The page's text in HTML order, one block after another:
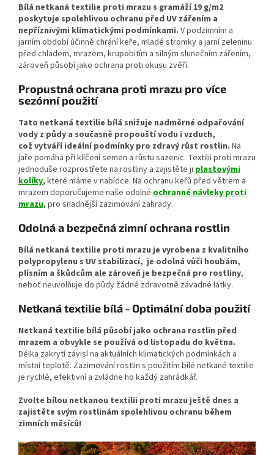
Bílá netkaná textilie proti mrazu s gramáží 19 g/m2
poskytuje spolehlivou ochranu před UV zářením a
nepříznivými klimatickými podmínkami. V podzimním a
jarním období účinně chrání keře, mladé stromky a jarní zeleninu
před chladem, mrazem, krupobitím a silným slunečním zářením,
zároveň působí jako ochrana proti okusu zvěří.
Propustná ochrana proti mrazu pro více
sezónní použití
Tato netkaná textilie bílá snižuje nadměrné odpařování
vody z půdy a současně propouští vodu i vzduch,
což vytváří ideální podmínky pro zdravý růst rostlin. Na
jaře pomáhá při klíčení semen a růstu sazenic. Textilii proti mrazu
jednoduše rozprostřete na rostliny a zajistěte ji plastovými
kolíky, které máme v nabídce. Na ochranu keřů před větrem a
mrazem doporučujeme naše odolné ochranné návleky proti
mrazu, pro snadnější zazimování zahrady.
Odolná a bezpečná zimní ochrana rostlin
Bílá netkaná textilie proti mrazu je vyrobena z kvalitního
polypropylenu s UV stabilizací, je odolná vůči houbám,
plísním a škůdcům ale zároveň je bezpečná pro rostliny,
neboť neuvolňuje do půdy žádné zdravotně závadné látky.
Netkaná textilie bílá - Optimální doba použití
Netkaná textilie bílá působí jako ochrana rostlin před
mrazem a obvykle se používá od listopadu do května.
Délka zakrytí závisí na aktuálních klimatických podmínkách a
místní teplotě. Zazimování rostlin s použitím bílé netkané textilie
je rychlé, efektivní a zvládne ho každý zahrádkář.
Zvolte bílou netkanou textilii proti mrazu ještě dnes a
zajistěte svým rostlinám spolehlivou ochranu během
zimních měsíců!